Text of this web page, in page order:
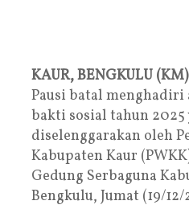
KAUR, BENGKULU (KM)
Pausi batal menghadiri
bakti sosial tahun 2025
diselenggarakan oleh
Kabupaten Kaur
Gedung Serbaguna
Bengkulu, Jumat (19/12/